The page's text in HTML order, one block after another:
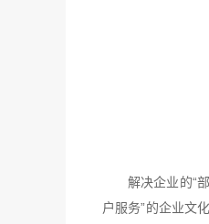
解决企业的“
户服务”的企业文